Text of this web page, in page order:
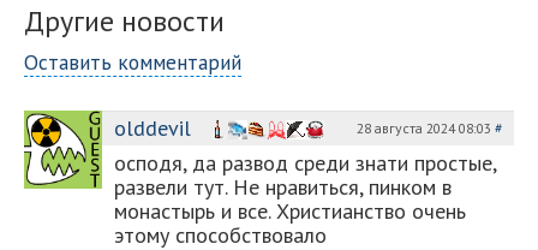
Другие новости
Оставить комментарий
olddevil 28 августа 2024 08:03 #
осподя, да развод среди знати простые,
развели тут. Не нравиться, пинком в
монастырь и все. Христианство очень
этому способствовало